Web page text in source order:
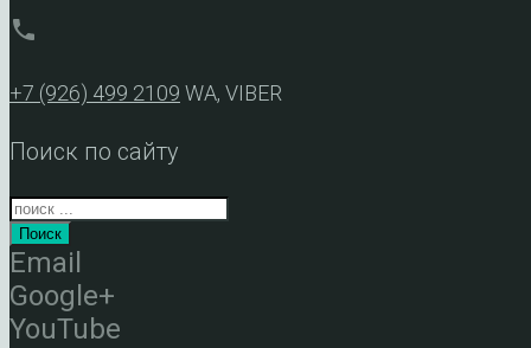
phone
+7 (926) 499 2109 WA, VIBER
Поиск по сайту
Поиск
Email
Google+
YouTube